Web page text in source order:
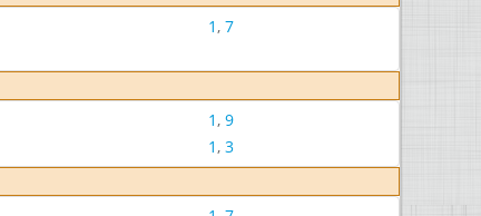
1, 7
1, 9
1, 3